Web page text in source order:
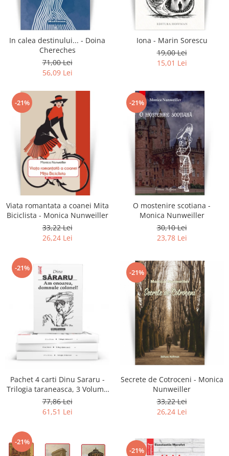
Literatura
Clasica
Contemporana
Universala
Universala
Non-fictiune
Memorii
Publicistica / Reportaje / Interviuri
Stiinte umaniste
Istorie
Sociologie si filozofie
In calea destinului... - Doina
Chereches
71,00 Lei
56,09 Lei
Iona - Marin Sorescu
19,00 Lei
15,01 Lei
-21%
Viata romantata a coanei Mita
Biciclista - Monica Nunweiller
33,22 Lei
26,24 Lei
-21%
O mostenire scotiana -
Monica Nunweiller
30,10 Lei
23,78 Lei
-21%
Pachet 4 carti Dinu Sararu -
Trilogia taraneasca, 3 Volume
+ Am onoarea, domnule
colonel!
77,86 Lei
61,51 Lei
-21%
Secrete de Cotroceni - Monica
Nunweiller
33,22 Lei
26,24 Lei
-21%
-21%